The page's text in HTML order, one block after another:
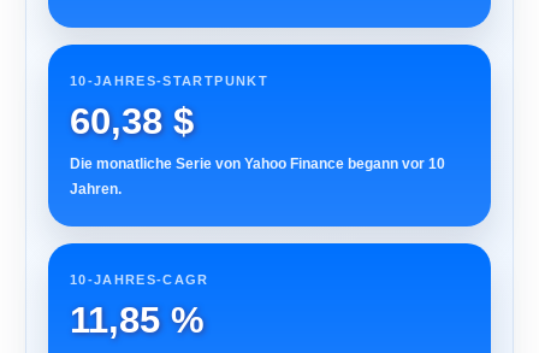
10-JAHRES-STARTPUNKT
60,38 $
Die monatliche Serie von Yahoo Finance begann vor 10
Jahren.
10-JAHRES-CAGR
11,85 %